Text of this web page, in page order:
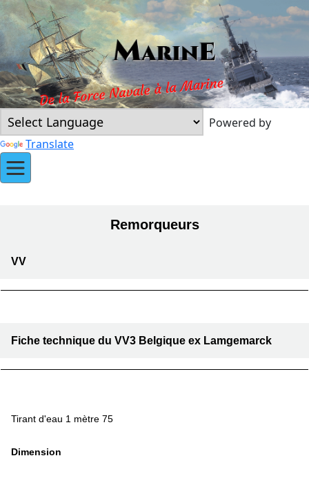
Powered by
Translate
Remorqueurs
VV
Fiche technique du VV3 Belgique ex Lamgemarck
Tirant d'eau 1 mètre 75
Dimension